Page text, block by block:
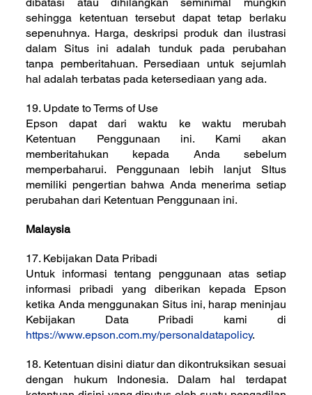
dibatasi atau dihilangkan seminimal mungkin
sehingga ketentuan tersebut dapat tetap berlaku
sepenuhnya. Harga, deskripsi produk dan ilustrasi
dalam Situs ini adalah tunduk pada perubahan
tanpa pemberitahuan. Persediaan untuk sejumlah
hal adalah terbatas pada ketersediaan yang ada.
19. Update to Terms of Use
Epson dapat dari waktu ke waktu merubah
Ketentuan Penggunaan ini. Kami akan
memberitahukan kepada Anda sebelum
memperbaharui. Penggunaan lebih lanjut SItus
memiliki pengertian bahwa Anda menerima setiap
perubahan dari Ketentuan Penggunaan ini.
Malaysia
17. Kebijakan Data Pribadi
Untuk informasi tentang penggunaan atas setiap
informasi pribadi yang diberikan kepada Epson
ketika Anda menggunakan Situs ini, harap meninjau
Kebijakan Data Pribadi kami di
https://www.epson.com.my/personaldatapolicy.
18. Ketentuan disini diatur dan dikontruksikan sesuai
dengan hukum Indonesia. Dalam hal terdapat